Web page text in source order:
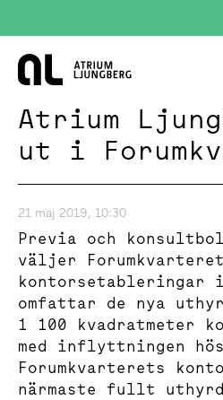
Hem
Atrium
ut i
21 maj 2019, 10:30
Previa och
väljer
kontorsetableringar
omfattar de nya
1 100 kvadratmeter
med inflyttningen
Forumkvarterets
närmaste fullt